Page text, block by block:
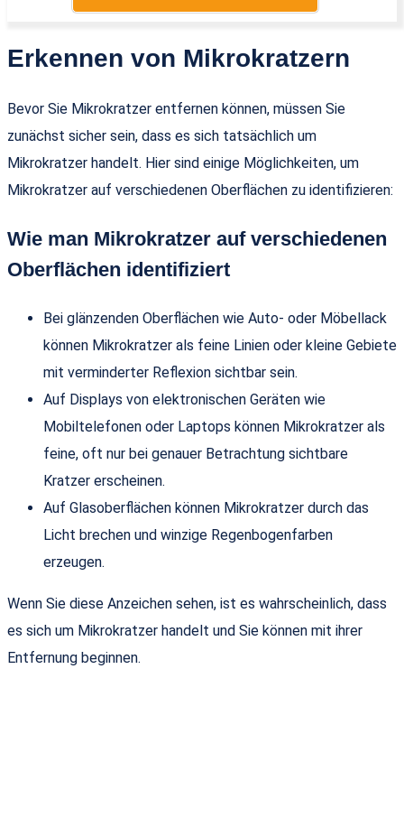
Erkennen von Mikrokratzern
Bevor Sie Mikrokratzer entfernen können, müssen Sie
zunächst sicher sein, dass es sich tatsächlich um
Mikrokratzer handelt. Hier sind einige Möglichkeiten, um
Mikrokratzer auf verschiedenen Oberflächen zu identifizieren:
Wie man Mikrokratzer auf verschiedenen
Oberflächen identifiziert
Bei glänzenden Oberflächen wie Auto- oder Möbellack
können Mikrokratzer als feine Linien oder kleine Gebiete
mit verminderter Reflexion sichtbar sein.
Auf Displays von elektronischen Geräten wie
Mobiltelefonen oder Laptops können Mikrokratzer als
feine, oft nur bei genauer Betrachtung sichtbare
Kratzer erscheinen.
Auf Glasoberflächen können Mikrokratzer durch das
Licht brechen und winzige Regenbogenfarben
erzeugen.
Wenn Sie diese Anzeichen sehen, ist es wahrscheinlich, dass
es sich um Mikrokratzer handelt und Sie können mit ihrer
Entfernung beginnen.